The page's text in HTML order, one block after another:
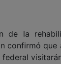
de la
confirmó